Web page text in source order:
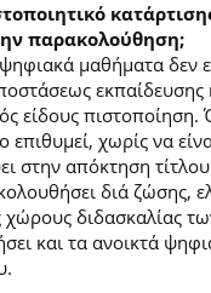
παρακολούθηση;
μαθήματα δεν
εκπαίδευσης
είδους
χωρίς να
στην απόκτηση
διά ζώσης,
διδασκαλίας
και τα ανοικτά